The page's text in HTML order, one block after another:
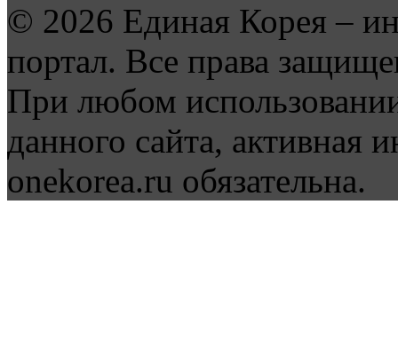
© 2026 Единая Корея –
портал. Все права
При любом
данного сайта, активная
onekorea.ru обязательна.